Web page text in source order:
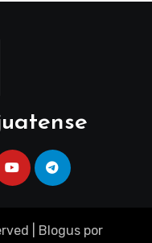
Blogus por